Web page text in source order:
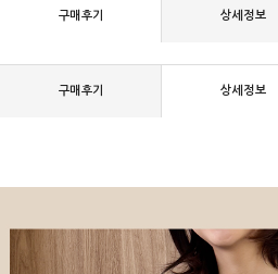
구매후기 상세정보
구매후기 상세정보